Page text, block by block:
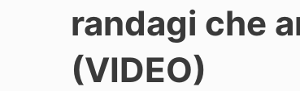
randagi che
(VIDEO)